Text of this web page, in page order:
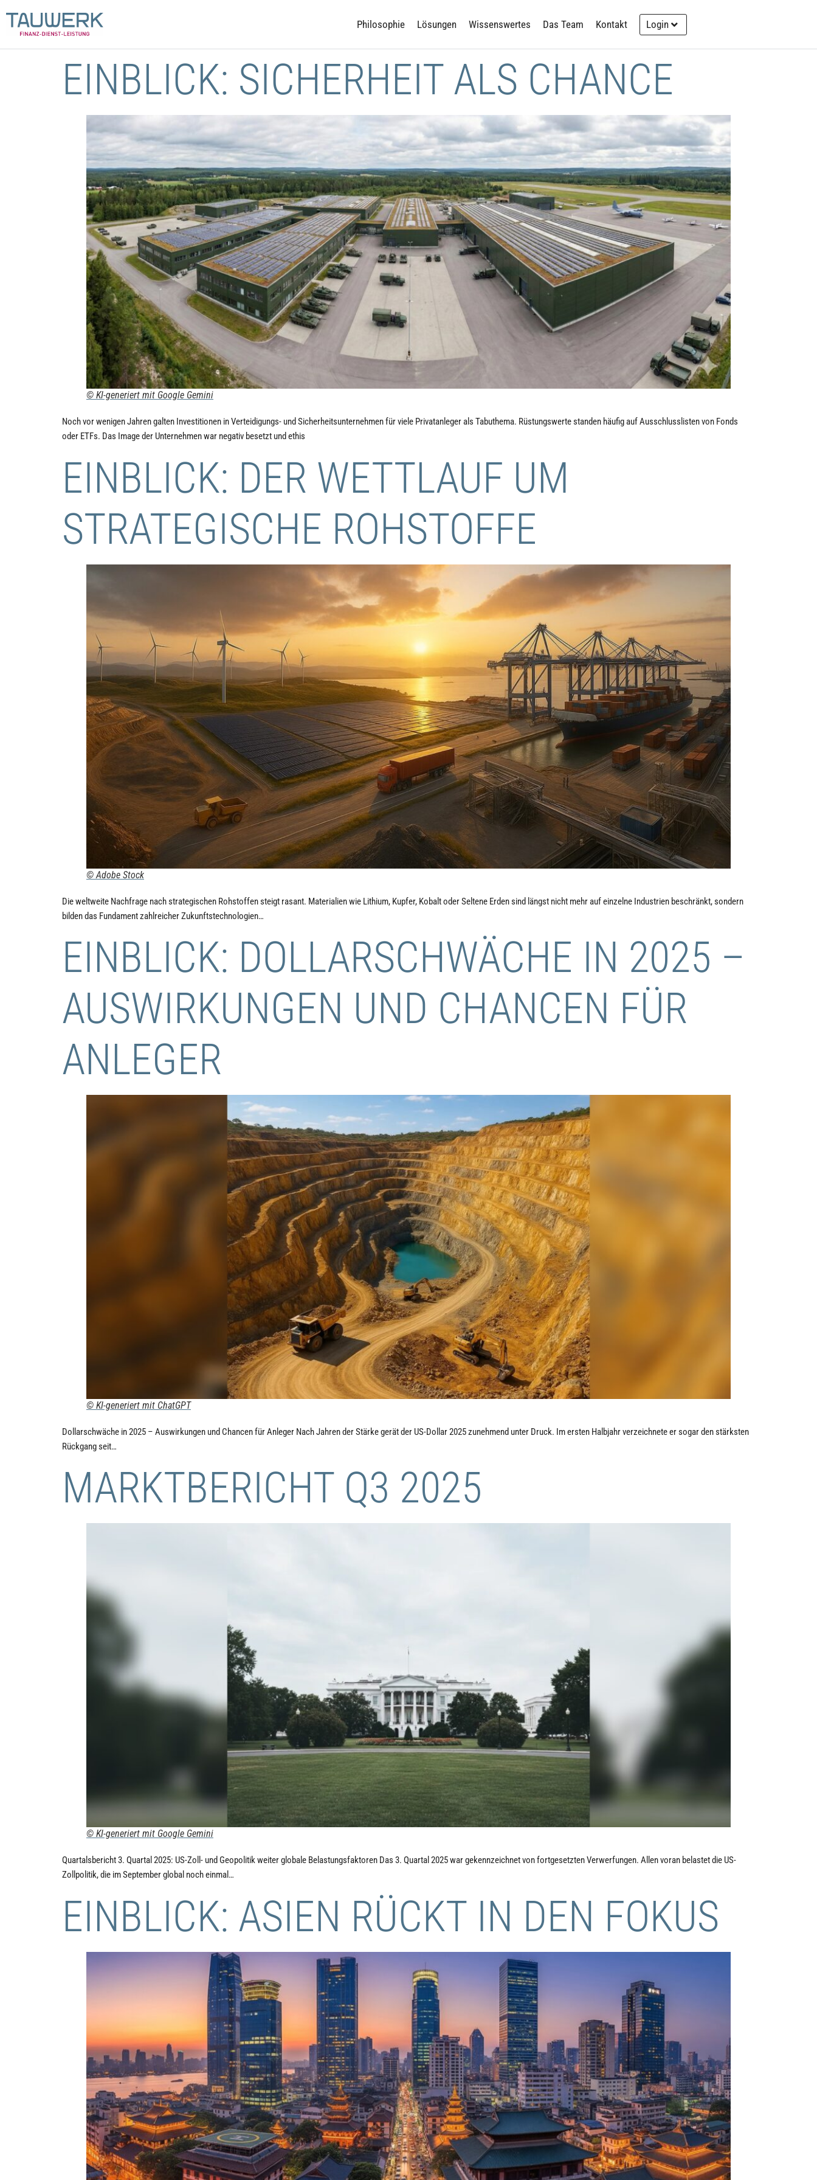
Philosophie Lösungen Wissenswertes Das Team Kontakt Login
EINBLICK: SICHERHEIT ALS CHANCE
© KI-generiert mit Google Gemini
Noch vor wenigen Jahren galten Investitionen in Verteidigungs- und Sicherheitsunternehmen für viele Privatanleger als Tabuthema. Rüstungswerte standen häufig auf Ausschlusslisten von Fonds
oder ETFs. Das Image der Unternehmen war negativ besetzt und ethis
EINBLICK: DER WETTLAUF UM
STRATEGISCHE ROHSTOFFE
© Adobe Stock
Die weltweite Nachfrage nach strategischen Rohstoffen steigt rasant. Materialien wie Lithium, Kupfer, Kobalt oder Seltene Erden sind längst nicht mehr auf einzelne Industrien beschränkt, sondern
bilden das Fundament zahlreicher Zukunftstechnologien…
EINBLICK: DOLLARSCHWÄCHE IN 2025 –
AUSWIRKUNGEN UND CHANCEN FÜR
ANLEGER
© KI-generiert mit ChatGPT
Dollarschwäche in 2025 – Auswirkungen und Chancen für Anleger Nach Jahren der Stärke gerät der US-Dollar 2025 zunehmend unter Druck. Im ersten Halbjahr verzeichnete er sogar den stärksten
Rückgang seit…
MARKTBERICHT Q3 2025
© KI-generiert mit Google Gemini
Quartalsbericht 3. Quartal 2025: US-Zoll- und Geopolitik weiter globale Belastungsfaktoren Das 3. Quartal 2025 war gekennzeichnet von fortgesetzten Verwerfungen. Allen voran belastet die US-
Zollpolitik, die im September global noch einmal…
EINBLICK: ASIEN RÜCKT IN DEN FOKUS